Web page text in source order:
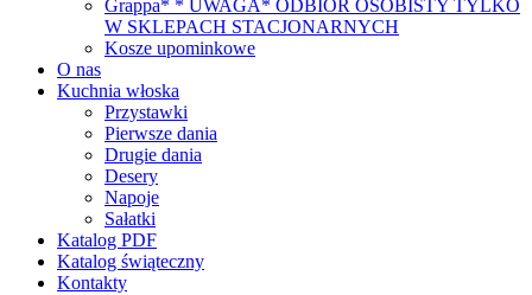
Grappa* * UWAGA* ODBIÓR OSOBISTY TYLKO
W SKLEPACH STACJONARNYCH
Kosze upominkowe
O nas
Kuchnia włoska
Przystawki
Pierwsze dania
Drugie dania
Desery
Napoje
Sałatki
Katalog PDF
Katalog świąteczny
Kontakty